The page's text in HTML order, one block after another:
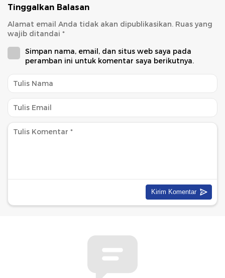
Tinggalkan Balasan
Alamat email Anda tidak akan dipublikasikan. Ruas yang
wajib ditandai *
Simpan nama, email, dan situs web saya pada
peramban ini untuk komentar saya berikutnya.